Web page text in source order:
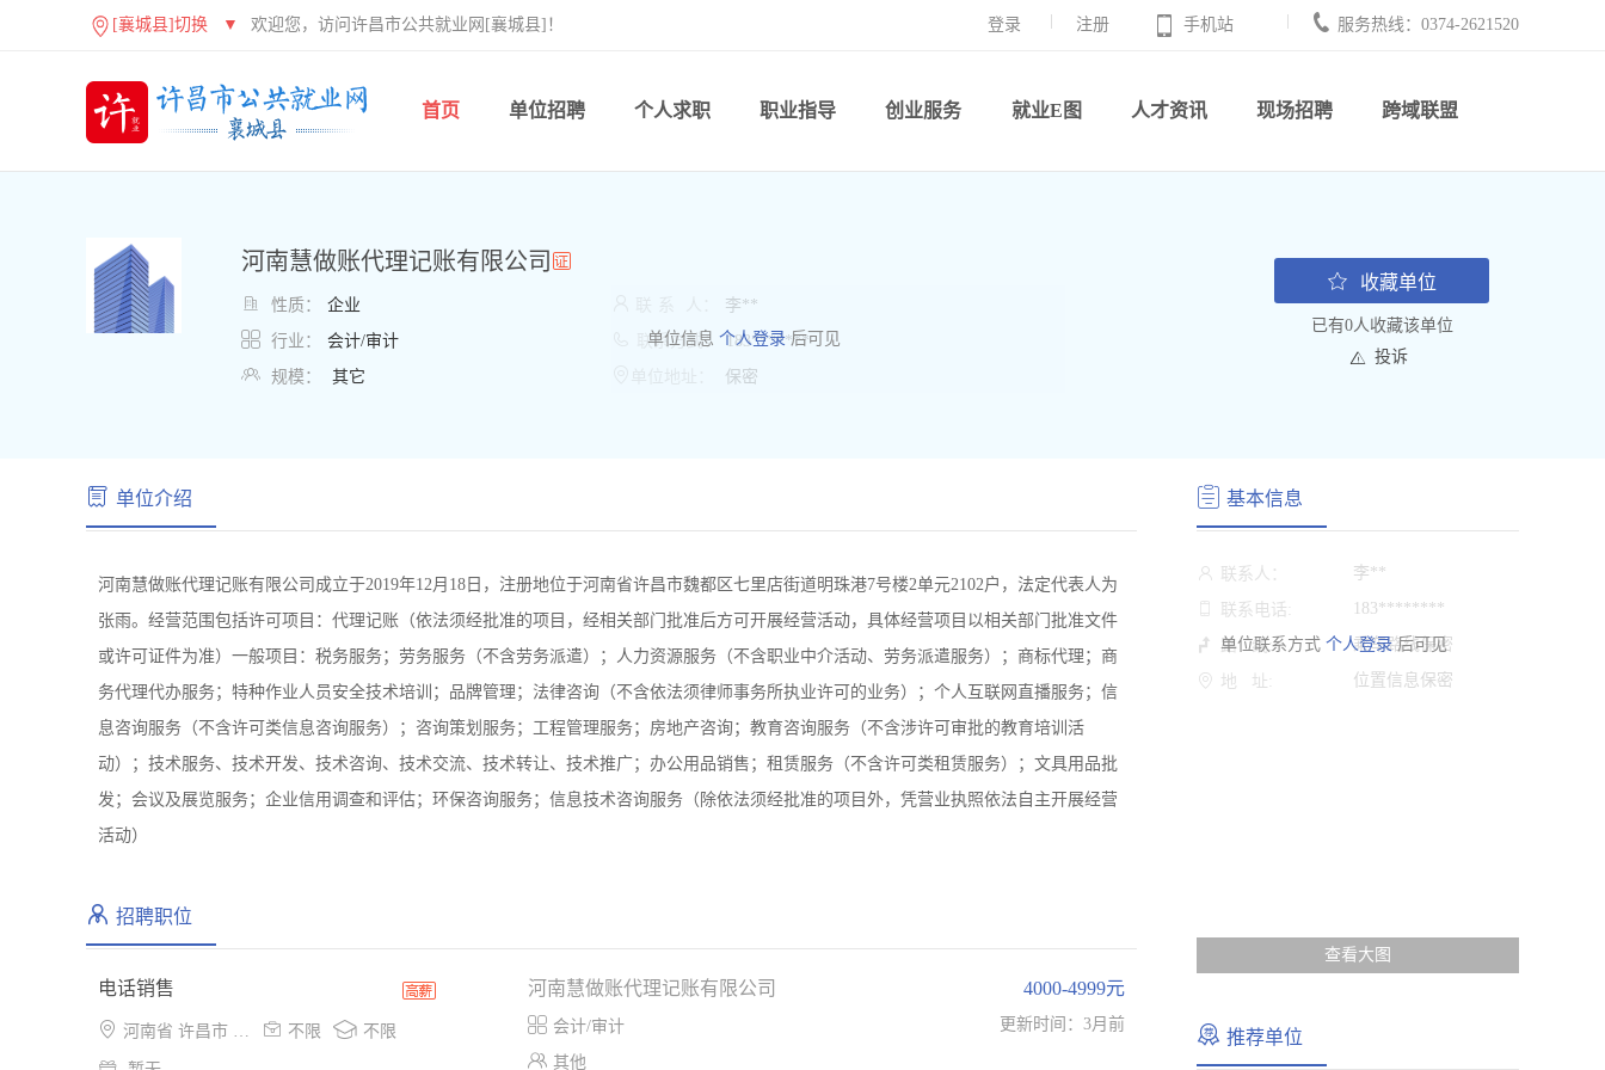
[襄城县]切换 ▼ 欢迎您，访问许昌市公共就业网[襄城县]！ 登录 注册 手机站 服务热线：0374-2621520
首页 单位招聘 个人求职 职业指导 创业服务 就业E图 人才资讯 现场招聘 跨域联盟
河南慧做账代理记账有限公司
 性质： 企业
 行业： 会计/审计
 规模： 其它
单位信息 个人登录后可见
李**
联系方式： 183*******
保密
收藏单位
已有0人收藏该单位
投诉
单位介绍
河南慧做账代理记账有限公司成立于2019年12月18日，注册地位于河南省许昌市魏都区七里店街道明珠港7号楼2单元2102户，法定代表人为
张雨。经营范围包括许可项目：代理记账（依法须经批准的项目，经相关部门批准后方可开展经营活动，具体经营项目以相关部门批准文件
或许可证件为准）一般项目：税务服务；劳务服务（不含劳务派遣）；人力资源服务（不含职业中介活动、劳务派遣服务）；商标代理；商
务代理代办服务；特种作业人员安全技术培训；品牌管理；法律咨询（不含依法须律师事务所执业许可的业务）；个人互联网直播服务；信
息咨询服务（不含许可类信息咨询服务）；咨询策划服务；工程管理服务；房地产咨询；教育咨询服务（不含涉许可审批的教育培训活
动）；技术服务、技术开发、技术咨询、技术交流、技术转让、技术推广；办公用品销售；租赁服务（不含许可类租赁服务）；文具用品批
发；会议及展览服务；企业信用调查和评估；环保咨询服务；信息技术咨询服务（除依法须经批准的项目外，凭营业执照依法自主开展经营
活动）
招聘职位
电话销售
 河南省 许昌市 东城区  不限  不限
河南慧做账代理记账有限公司
 会计/审计
 其他
4000-4999元
更新时间：3月前
基本信息
单位联系方式 个人登录后可见
联系人： 李**
联系电话: 183********
路 线: 乘车路线保密
地 址: 位置信息保密
查看大图
推荐单位